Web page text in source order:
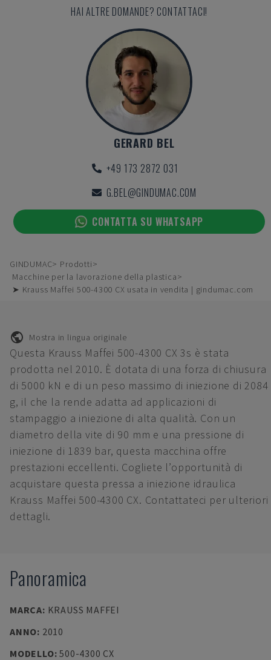
HAI ALTRE DOMANDE? CONTATTACI!
GERARD BEL
+49 173 2872 031
G.BEL@GINDUMAC.COM
CONTATTA SU WHATSAPP
GINDUMAC
Prodotti
Macchine per la lavorazione della plastica
➤ Krauss Maffei 500-4300 CX usata in vendita | gindumac.com
Mostra in lingua originale
Questa Krauss Maffei 500-4300 CX 3s è stata
prodotta nel 2010. È dotata di una forza di chiusura
di 5000 kN e di un peso massimo di iniezione di 2084
g, il che la rende adatta ad applicazioni di
stampaggio a iniezione di alta qualità. Con un
diametro della vite di 90 mm e una pressione di
iniezione di 1839 bar, questa macchina offre
prestazioni eccellenti. Cogliete l’opportunità di
acquistare questa pressa a iniezione idraulica
Krauss Maffei 500-4300 CX. Contattateci per ulteriori
dettagli.
Panoramica
MARCA: KRAUSS MAFFEI
ANNO: 2010
MODELLO:500-4300 CX